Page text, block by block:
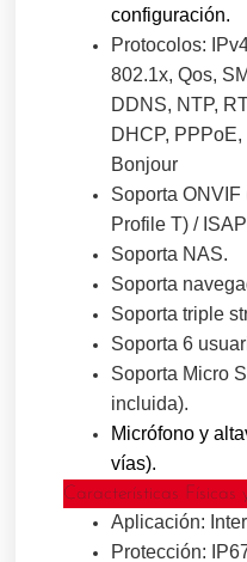
configuración.
Protocolos:
802.1x, Qos,
DDNS, NTP,
DHCP, PPPoE,
Bonjour
Soporta ONVIF
Profile T) /
Soporta NAS.
Soporta
Soporta triple
Soporta 6
Soporta Micro
incluida).
Micrófono y
vías).
Características Físicas
Aplicación:
Protección: